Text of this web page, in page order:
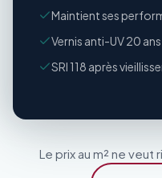
Maintient ses
Vernis anti-UV 20
SRI 118 après
Le prix au m² ne veut